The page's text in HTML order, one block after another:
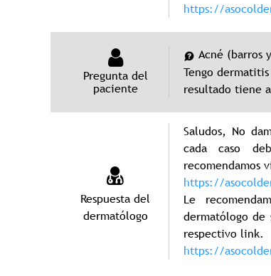
https://
Pregunta del
paciente
Acné (barros
Tengo
resultado tiene
Respuesta del
dermatólogo
Saludos, No
cada caso
recomendamos
https://
Le
dermatólogo de
respectivo link.
https://